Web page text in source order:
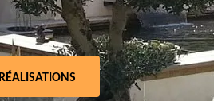
RÉALISATIONS